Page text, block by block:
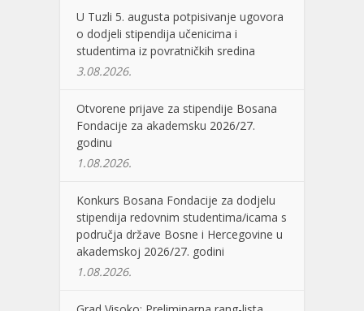
U Tuzli 5. augusta potpisivanje ugovora
o dodjeli stipendija učenicima i
studentima iz povratničkih sredina
3.08.2026.
Otvorene prijave za stipendije Bosana
Fondacije za akademsku 2026/27.
godinu
1.08.2026.
Konkurs Bosana Fondacije za dodjelu
stipendija redovnim studentima/icama s
područja države Bosne i Hercegovine u
akademskoj 2026/27. godini
1.08.2026.